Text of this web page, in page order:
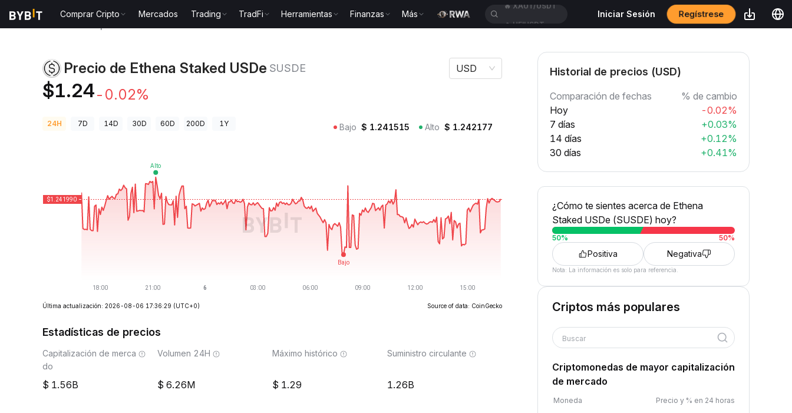
Comprar Cripto Mercados Trading TradFi Herramientas Finanzas Más Iniciar Sesión Regístrese
Precio de Ethena Staked USDe SUSDE
$1.24-0.02%
USD
24H 7D 14D 30D 60D 200D 1Y Bajo $ 1.241515 Alto $ 1.242177
Última actualización: 2026-08-06 17:36:29 (UTC+0) Source of data: CoinGecko
Estadísticas de precios
Capitalización de merca
do
1.56B
Volumen 24H
6.26M
Máximo histórico
1.29
Suministro circulante
1.26B
Historial de precios (USD)
Comparación de fechas
% de cambio
Hoy
-0.02%
7 días
+0.03%
14 días
+0.12%
30 días
+0.41%
¿Cómo te sientes acerca de Ethena
Staked USDe (SUSDE) hoy?
50% 50%
Positiva Negativa
Nota: La información es solo para referencia.
Criptos más populares
Buscar
Criptomonedas de mayor capitalización
de mercado
Moneda Precio y % en 24 horas